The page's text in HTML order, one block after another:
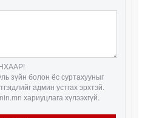
зүйн болон ёс суртахууныг
админ устгах эрхтэй.
хариуцлага хүлээхгүй.